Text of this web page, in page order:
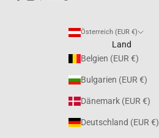
Österreich (EUR €)
Land
Belgien (EUR €)
Bulgarien (EUR €)
Dänemark (EUR €)
Deutschland (EUR €)